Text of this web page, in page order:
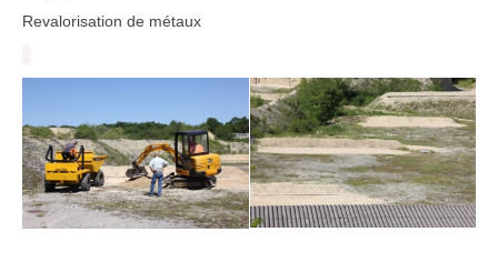
Revalorisation de métaux